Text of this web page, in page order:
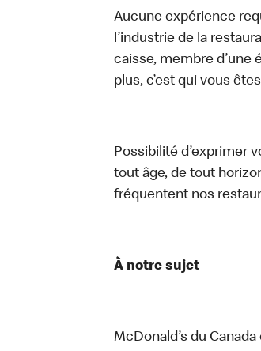
Aucune expérience
l’industrie de la
caisse, membre d’une
plus, c’est qui vous
Possibilité d’exprimer
tout âge, de tout
fréquentent nos
À notre sujet
McDonald’s du